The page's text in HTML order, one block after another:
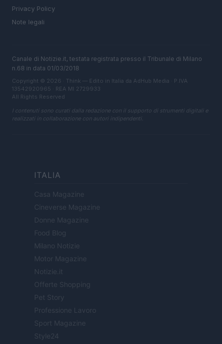
Privacy Policy
Note legali
Canale di Notizie.it, testata registrata presso il Tribunale di Milano
n.68 in data 01/03/2018
Copyright © 2026 · Think — Edito in Italia da AdHub Media · P.IVA
13542920965 · REA MI 2729933
All Rights Reserved
I contenuti sono curati dalla redazione con il supporto di strumenti digitali e
realizzati in collaborazione con autori indipendenti.
ITALIA
Casa Magazine
Cineverse Magazine
Donne Magazine
Food Blog
Milano Notizie
Motor Magazine
Notizie.it
Offerte Shopping
Pet Story
Professione Lavoro
Sport Magazine
Style24